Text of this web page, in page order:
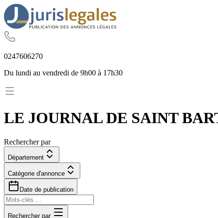
0247606270
Du lundi au vendredi de 9h00 à 17h30
LE JOURNAL DE SAINT
Rechercher par
Département
Catégorie d'annonce
Date de publication
Rechercher par